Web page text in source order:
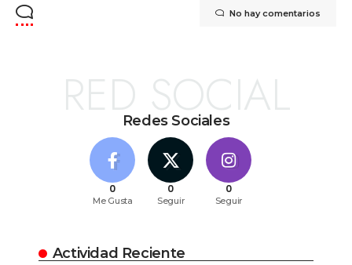
No hay comentarios
Redes Sociales
RED SOCIAL
0
Me Gusta
0
Seguir
0
Seguir
Actividad Reciente